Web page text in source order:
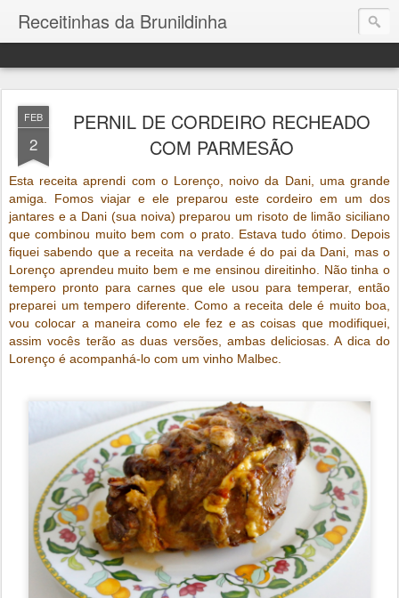
Receitinhas da Brunildinha
FEB
2
PERNIL DE CORDEIRO RECHEADO
COM PARMESÃO
Esta receita aprendi com o Lorenço, noivo da Dani, uma grande
amiga. Fomos viajar e ele preparou este cordeiro em um dos
jantares e a Dani (sua noiva) preparou um risoto de limão siciliano
que combinou muito bem com o prato. Estava tudo ótimo. Depois
fiquei sabendo que a receita na verdade é do pai da Dani, mas o
Lorenço aprendeu muito bem e me ensinou direitinho. Não tinha o
tempero pronto para carnes que ele usou para temperar, então
preparei um tempero diferente. Como a receita dele é muito boa,
vou colocar a maneira como ele fez e as coisas que modifiquei,
assim vocês terão as duas versões, ambas deliciosas. A dica do
Lorenço é acompanhá-lo com um vinho Malbec.